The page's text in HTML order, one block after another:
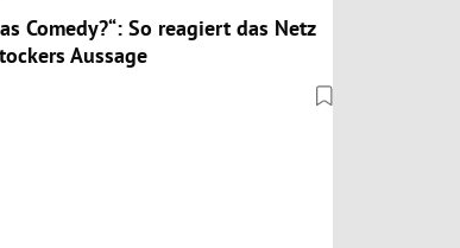
Comedy?“: So reagiert das Netz
Aussage